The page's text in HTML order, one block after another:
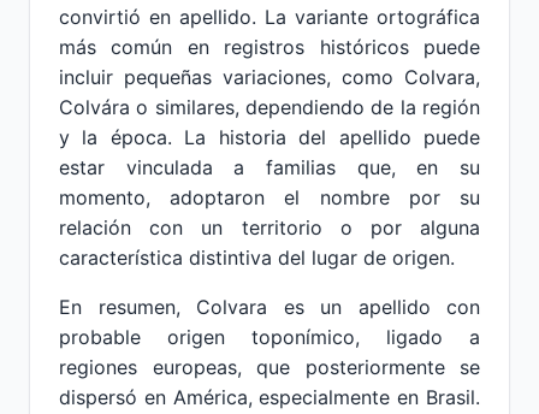
convirtió en apellido. La variante ortográfica
más común en registros históricos puede
incluir pequeñas variaciones, como Colvara,
Colvára o similares, dependiendo de la región
y la época. La historia del apellido puede
estar vinculada a familias que, en su
momento, adoptaron el nombre por su
relación con un territorio o por alguna
característica distintiva del lugar de origen.
En resumen, Colvara es un apellido con
probable origen toponímico, ligado a
regiones europeas, que posteriormente se
dispersó en América, especialmente en Brasil.